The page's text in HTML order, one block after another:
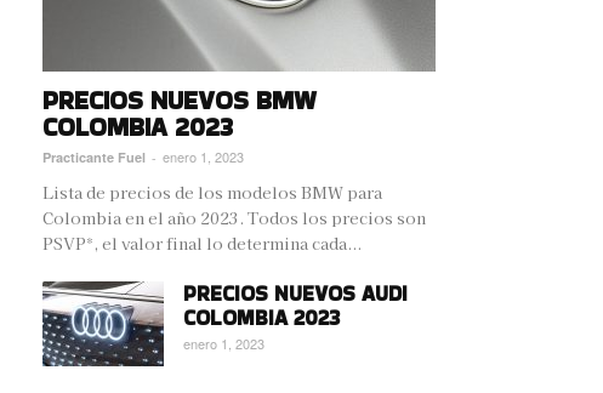
PRECIOS NUEVOS BMW
COLOMBIA 2023
Practicante Fuel - enero 1, 2023
Lista de precios de los modelos BMW para
Colombia en el año 2023. Todos los precios son
PSVP*, el valor final lo determina cada...
PRECIOS NUEVOS AUDI
COLOMBIA 2023
enero 1, 2023